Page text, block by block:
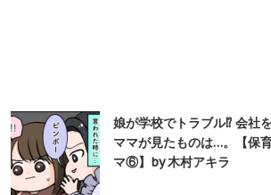
娘が学校でトラブル⁉︎ 会社
ママが見たものは…。【保
マ⑥】by 木村アキラ